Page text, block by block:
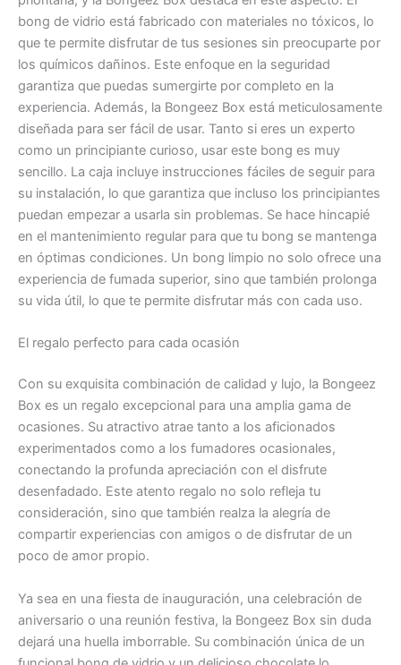
bong de vidrio está fabricado con materiales no tóxicos, lo
que te permite disfrutar de tus sesiones sin preocuparte por
los químicos dañinos. Este enfoque en la seguridad
garantiza que puedas sumergirte por completo en la
experiencia. Además, la Bongeez Box está meticulosamente
diseñada para ser fácil de usar. Tanto si eres un experto
como un principiante curioso, usar este bong es muy
sencillo. La caja incluye instrucciones fáciles de seguir para
su instalación, lo que garantiza que incluso los principiantes
puedan empezar a usarla sin problemas. Se hace hincapié
en el mantenimiento regular para que tu bong se mantenga
en óptimas condiciones. Un bong limpio no solo ofrece una
experiencia de fumada superior, sino que también prolonga
su vida útil, lo que te permite disfrutar más con cada uso.
El regalo perfecto para cada ocasión
Con su exquisita combinación de calidad y lujo, la Bongeez
Box es un regalo excepcional para una amplia gama de
ocasiones. Su atractivo atrae tanto a los aficionados
experimentados como a los fumadores ocasionales,
conectando la profunda apreciación con el disfrute
desenfadado. Este atento regalo no solo refleja tu
consideración, sino que también realza la alegría de
compartir experiencias con amigos o de disfrutar de un
poco de amor propio.
Ya sea en una fiesta de inauguración, una celebración de
aniversario o una reunión festiva, la Bongeez Box sin duda
dejará una huella imborrable. Su combinación única de un